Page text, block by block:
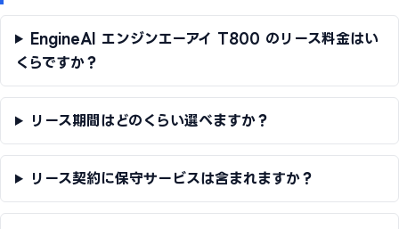
EngineAI エンジンエーアイ T800 のリース料金はい
くらですか？
リース期間はどのくらい選べますか？
リース契約に保守サービスは含まれますか？